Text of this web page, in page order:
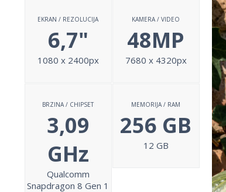
EKRAN / REZOLUCIJA
6,7"
1080 x 2400px
KAMERA / VIDEO
48MP
7680 x 4320px
BRZINA / CHIPSET
3,09
GHz
Qualcomm
Snapdragon 8 Gen 1
MEMORIJA / RAM
256 GB
12 GB